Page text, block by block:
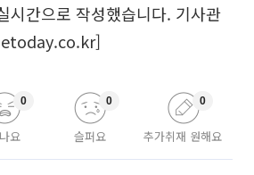
시간으로 작성했습니다. 기사관
요
0
슬퍼요
0
추가취재 원해요
0